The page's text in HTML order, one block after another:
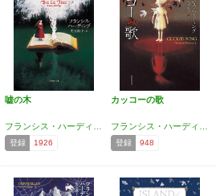
嘘の木
登録 1926
カッコーの歌
登録 948